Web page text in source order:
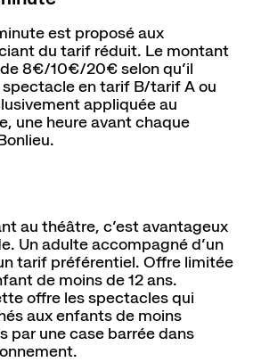
est proposé aux
du tarif réduit. Le montant
8€/10€/20€ selon quʼil
en tarif B/tarif A ou
appliquée au
une heure avant chaque
au théâtre, cʼest avantageux
Un adulte accompagné dʼun
tarif préférentiel. Offre limitée
de moins de 12 ans.
offre les spectacles qui
aux enfants de moins
par une case barrée dans